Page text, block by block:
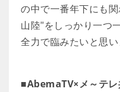
の中で一番年下にも
山陸"をしっかり一つ
全力で臨みたいと思い
■AbemaTV×メ～テ